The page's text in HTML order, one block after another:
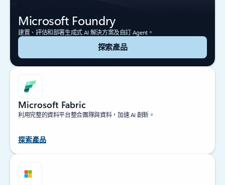
Microsoft Foundry
建置、評估和部署生成式 AI 解決方案及自訂 Agent。
探索產品
Microsoft Fabric
利用完整的資料平台整合團隊與資料，加速 AI 創新。
探索產品